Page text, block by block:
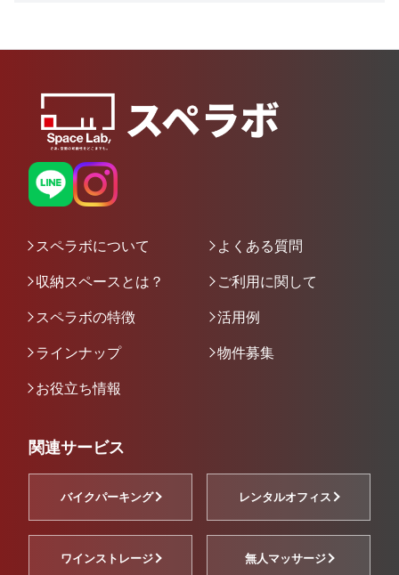
スペラボについて
よくある質問
収納スペースとは？
ご利用に関して
スペラボの特徴
活用例
ラインナップ
物件募集
お役立ち情報
関連サービス
バイクパーキング レンタルオフィス
ワインストレージ 無人マッサージ